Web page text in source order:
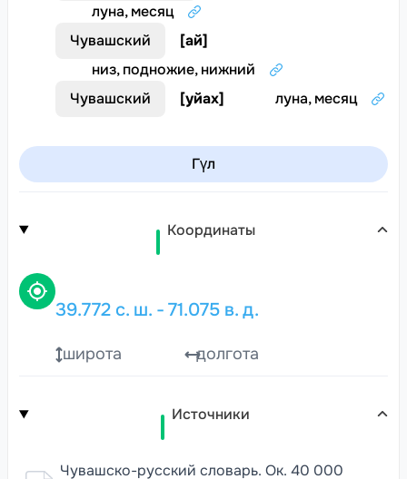
луна, месяц
Чувашский
[ай]
низ, подножие, нижний
Чувашский
[уйах] луна, месяц
Гүл
Координаты
39.772 с. ш. - 71.075 в. д.
широта долгота
Источники
Чувашско-русский словарь. Ок. 40 000